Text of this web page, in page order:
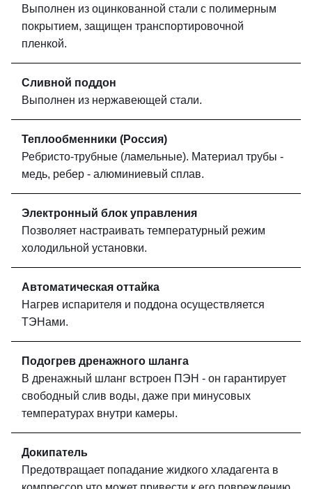
Выполнен из оцинкованной стали с полимерным
покрытием, защищен транспортировочной
пленкой.
Сливной поддон
Выполнен из нержавеющей стали.
Теплообменники (Россия)
Ребристо-трубные (ламельные). Материал трубы -
медь, ребер - алюминиевый сплав.
Электронный блок управления
Позволяет настраивать температурный режим
холодильной установки.
Автоматическая оттайка
Нагрев испарителя и поддона осуществляется
ТЭНами.
Подогрев дренажного шланга
В дренажный шланг встроен ПЭН - он гарантирует
свободный слив воды, даже при минусовых
температурах внутри камеры.
Докипатель
Предотвращает попадание жидкого хладагента в